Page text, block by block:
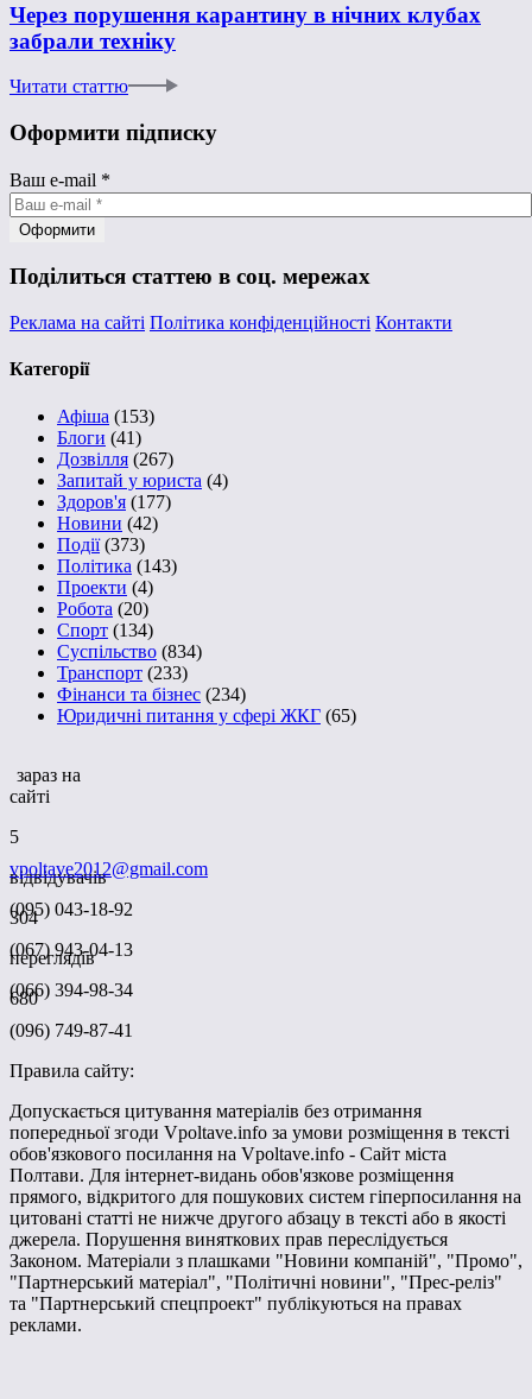
Через порушення карантину в нічних клубах
забрали техніку
Читати статтю
Оформити підписку
Ваш e-mail *
Поділиться статтею в соц. мережах
Реклама на сайті Політика конфіденційності Контакти
Категорії
Афіша (153)
Блоги (41)
Дозвілля (267)
Запитай у юриста (4)
Здоров'я (177)
Новини (42)
Події(373)
Політика (143)
Проекти (4)
Робота (20)
Спорт (134)
Суспільство (834)
Транспорт (233)
Фінанси та бізнес (234)
Юридичні питання у сфері ЖКГ (65)
зараз на
сайті
5
відвідувачів
304
переглядів
680
vpoltave2012@gmail.com
(095) 043-18-92
(067) 943-04-13
(066) 394-98-34
(096) 749-87-41
Правила сайту:
Допускається цитування матеріалів без отримання
попередньої згоди Vpoltave.info за умови розміщення в тексті
обов'язкового посилання на Vpoltave.info - Сайт міста
Полтави. Для інтернет-видань обов'язкове розміщення
прямого, відкритого для пошукових систем гіперпосилання на
цитовані статті не нижче другого абзацу в тексті або в якості
джерела. Порушення виняткових прав переслідується
Законом. Матеріали з плашками "Новини компаній", "Промо",
"Партнерський матеріал", "Політичні новини", "Прес-реліз"
та "Партнерський спецпроект" публікуються на правах
реклами.